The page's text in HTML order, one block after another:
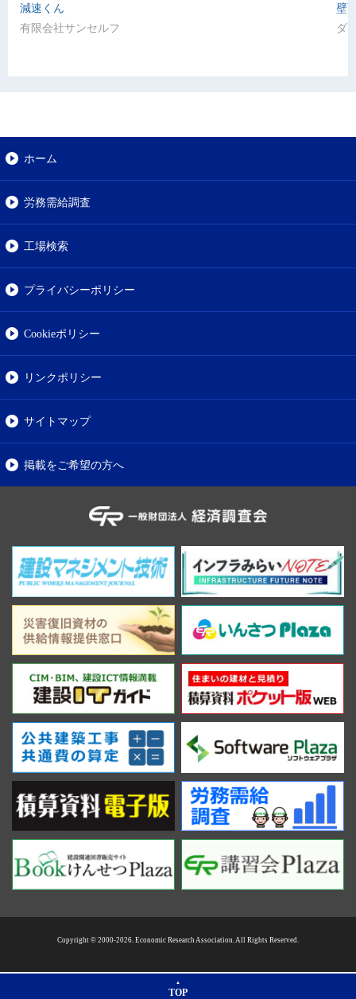
減速くん
有限会社サンセルフ
壁
ダ
ホーム
労務需給調査
工場検索
プライバシーポリシー
Cookieポリシー
リンクポリシー
サイトマップ
掲載をご希望の方へ
Copyright © 2000-2026. Economic Research Association. All Rights Reserved.
TOP